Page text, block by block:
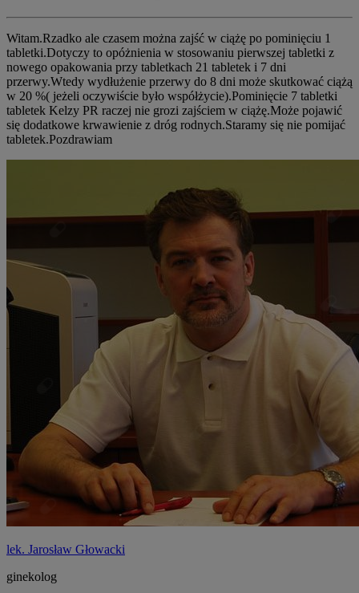
Witam.Rzadko ale czasem można zajść w ciążę po pominięciu 1
tabletki.Dotyczy to opóżnienia w stosowaniu pierwszej tabletki z
nowego opakowania przy tabletkach 21 tabletek i 7 dni
przerwy.Wtedy wydłużenie przerwy do 8 dni może skutkować ciążą
w 20 %( jeżeli oczywiście było współżycie).Pominięcie 7 tabletki
tabletek Kelzy PR raczej nie grozi zajściem w ciążę.Może pojawić
się dodatkowe krwawienie z dróg rodnych.Staramy się nie pomijać
tabletek.Pozdrawiam
lek. Jarosław Głowacki
ginekolog